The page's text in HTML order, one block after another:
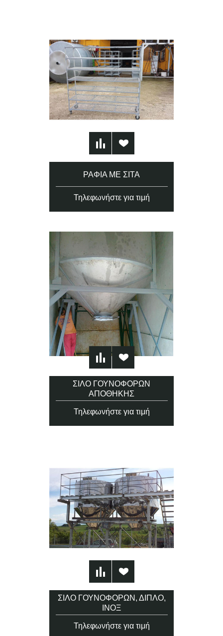
ΡΆΦΙΑ ΜΕ ΣΊΤΑ
Τηλεφωνήστε για τιμή
ΣΙΛΌ ΓΟΥΝΟΦΌΡΩΝ
ΑΠΟΘΉΚΗΣ
Τηλεφωνήστε για τιμή
ΣΙΛΌ ΓΟΥΝΟΦΌΡΩΝ, ΔΙΠΛΌ,
ΊΝΟΞ
Τηλεφωνήστε για τιμή